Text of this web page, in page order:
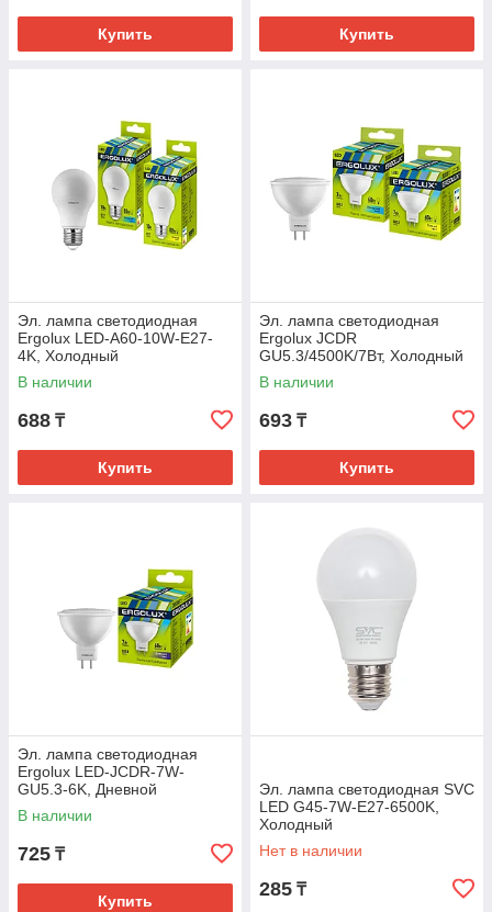
Купить Купить
Эл. лампа светодиодная
Ergolux LED-A60-10W-E27-
4K, Холодный
В наличии
688 ₸
Купить
Эл. лампа светодиодная
Ergolux JCDR
GU5.3/4500K/7Вт, Холодный
В наличии
693 ₸
Купить
Эл. лампа светодиодная
Ergolux LED-JCDR-7W-
GU5.3-6K, Дневной
В наличии
725 ₸
Купить
Эл. лампа светодиодная SVC
LED G45-7W-E27-6500K,
Холодный
Нет в наличии
285 ₸